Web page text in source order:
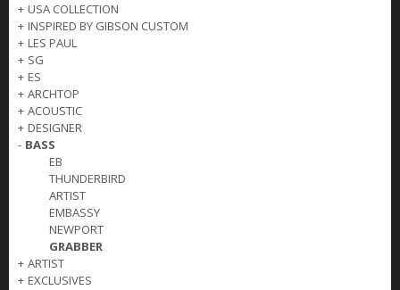
+ USA COLLECTION
+ INSPIRED BY GIBSON CUSTOM
+ LES PAUL
+ SG
+ ES
+ ARCHTOP
+ ACOUSTIC
+ DESIGNER
- BASS
EB
THUNDERBIRD
ARTIST
EMBASSY
NEWPORT
GRABBER
+ ARTIST
+ EXCLUSIVES